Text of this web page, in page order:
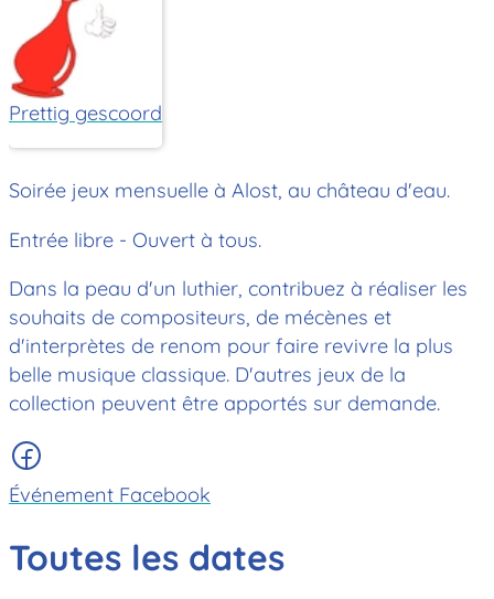
Prettig gescoord
Soirée jeux mensuelle à Alost, au château d'eau.
Entrée libre - Ouvert à tous.
Dans la peau d'un luthier, contribuez à réaliser les
souhaits de compositeurs, de mécènes et
d'interprètes de renom pour faire revivre la plus
belle musique classique. D'autres jeux de la
collection peuvent être apportés sur demande.
Événement Facebook
Toutes les dates